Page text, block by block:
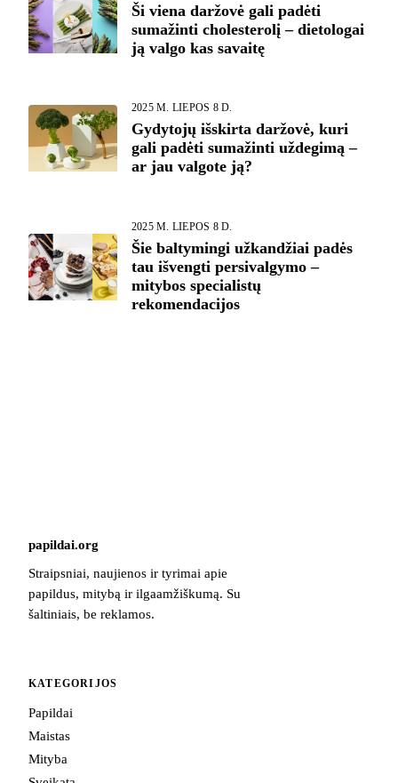
Ši viena daržovė gali padėti
sumažinti cholesterolį – dietologai
ją valgo kas savaitę
2025 M. LIEPOS 8 D.
Gydytojų išskirta daržovė, kuri
gali padėti sumažinti uždegimą –
ar jau valgote ją?
2025 M. LIEPOS 8 D.
Šie baltymingi užkandžiai padės
tau išvengti persivalgymo –
mitybos specialistų
rekomendacijos
papildai.org
Straipsniai, naujienos ir tyrimai apie
papildus, mitybą ir ilgaamžiškumą. Su
šaltiniais, be reklamos.
KATEGORIJOS
Papildai
Maistas
Mityba